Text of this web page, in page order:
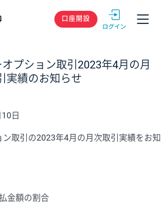
GMOクリック
口座開設
プション取引2023年4月の月
実績のお知らせ
日
取引の2023年4月の月次取引実績をお知
金額の割合